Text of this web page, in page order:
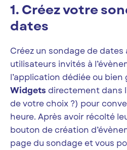
1. Créez votre
dates
Créez un sondage de dates
utilisateurs invités à
l’application dédiée ou bien
Widgets directement dans
de votre choix ?) pour
heure. Après avoir récolté
bouton de création
page du sondage et vous